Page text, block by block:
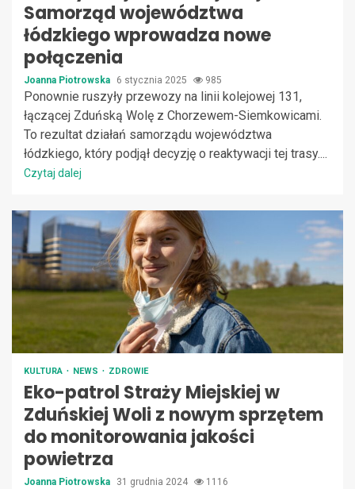
Samorząd województwa
łódzkiego wprowadza nowe
połączenia
Joanna Piotrowska 6 stycznia 2025 985
Ponownie ruszyły przewozy na linii kolejowej 131,
łączącej Zduńską Wolę z Chorzewem-Siemkowicami.
To rezultat działań samorządu województwa
łódzkiego, który podjął decyzję o reaktywacji tej trasy....
Czytaj dalej
KULTURA NEWS ZDROWIE
Eko-patrol Straży Miejskiej w
Zduńskiej Woli z nowym sprzętem
do monitorowania jakości
powietrza
Joanna Piotrowska 31 grudnia 2024 1116